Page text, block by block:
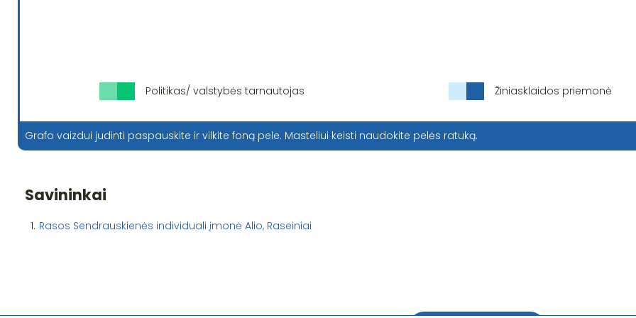
Politikas/ valstybės tarnautojas Žiniasklaidos priemonė
Grafo vaizdui judinti paspauskite ir vilkite foną pele. Masteliui keisti naudokite pelės ratuką.
Savininkai
1. Rasos Sendrauskienės individuali įmonė Alio, Raseiniai